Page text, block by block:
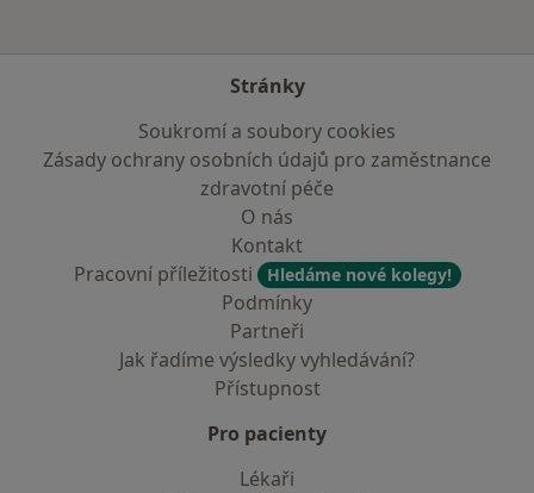
Stránky
Soukromí a soubory cookies
Zásady ochrany osobních údajů pro zaměstnance
zdravotní péče
O nás
Kontakt
Pracovní příležitosti
Hledáme nové kolegy!
Podmínky
Partneři
Jak řadíme výsledky vyhledávání?
Přístupnost
Pro pacienty
Lékaři